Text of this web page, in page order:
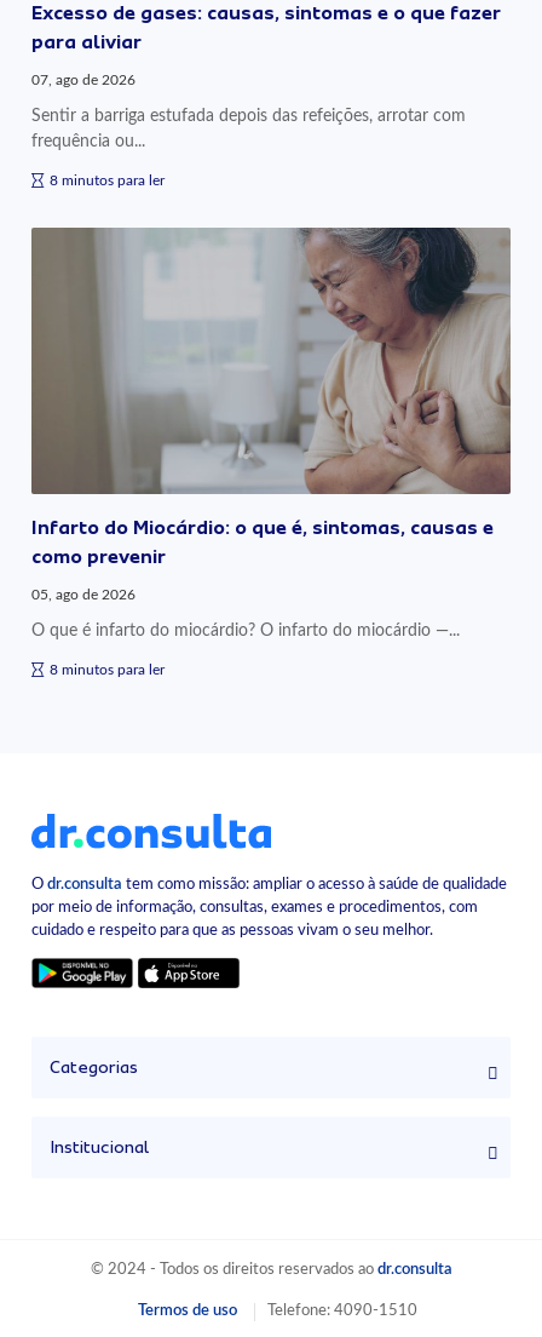
Excesso de gases: causas, sintomas e o que fazer
para aliviar
07, ago de 2026
Sentir a barriga estufada depois das refeições, arrotar com
frequência ou...
8 minutos para ler
Infarto do Miocárdio: o que é, sintomas, causas e
como prevenir
05, ago de 2026
O que é infarto do miocárdio? O infarto do miocárdio —...
8 minutos para ler
Odr.consulta tem como missão: ampliar o acesso à saúde de qualidade
por meio de informação, consultas, exames e procedimentos, com
cuidado e respeito para que as pessoas vivam o seu melhor.
Categorias
Institucional
© 2024 - Todos os direitos reservados ao dr.consulta
Termos de uso Telefone: 4090-1510